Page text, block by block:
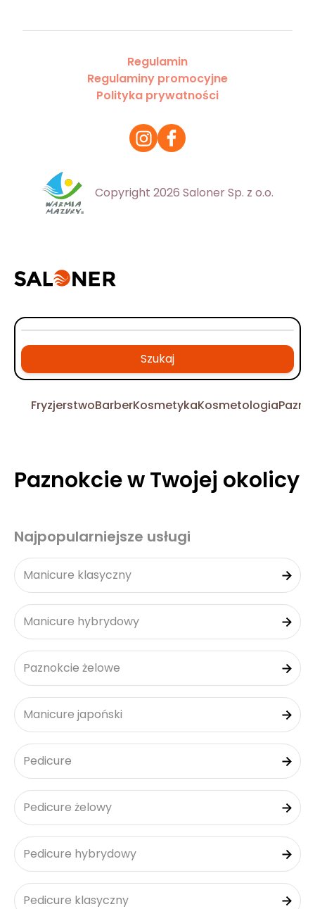
Regulamin
Regulaminy promocyjne
Polityka prywatności
Copyright 2026 Saloner Sp. z o.o.
Szukaj
FryzjerstwoBarberKosmetykaKosmetologia
Paznokcie w Twojej okolicy
Najpopularniejsze usługi
Manicure klasyczny
Manicure hybrydowy
Paznokcie żelowe
Manicure japoński
Pedicure
Pedicure żelowy
Pedicure hybrydowy
Pedicure klasyczny